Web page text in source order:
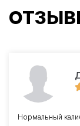
Нормальный